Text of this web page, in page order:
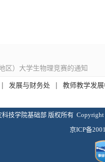
区）大学生物理竞赛的通知
发展与财务处 教师教学发
技学院基础部 版权所有 Copyright
京ICP备